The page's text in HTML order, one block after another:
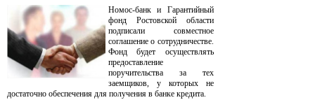
Номос-банк и Гарантийный
фонд Ростовской области
подписали совместное
соглашение о сотрудничестве.
Фонд будет осуществлять
предоставление
поручительства за тех
заемщиков, у которых не
достаточно обеспечения для получения в банке кредита.